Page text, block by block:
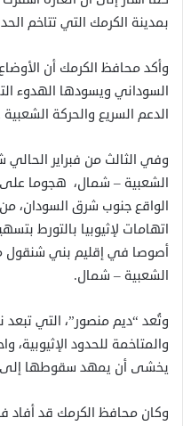
بمدينة الكرمك التي تتاخم
وأكد محافظ الكرمك أن
السوداني ويسودها الهدوء
الدعم السريع والحركة
وفي الثالث من فبراير
الشعبية – شمال، هجوما على
الواقع جنوب شرق السودان،
اتهامات لإثيوبيا بالتورط
أصوصا في إقليم بني شنقول
الشعبية – شمال.
والمتاخمة للحدود الإثيوبية،
يخشى أن يمهد سقوطها إلى
وكان محافظ الكرمك قد